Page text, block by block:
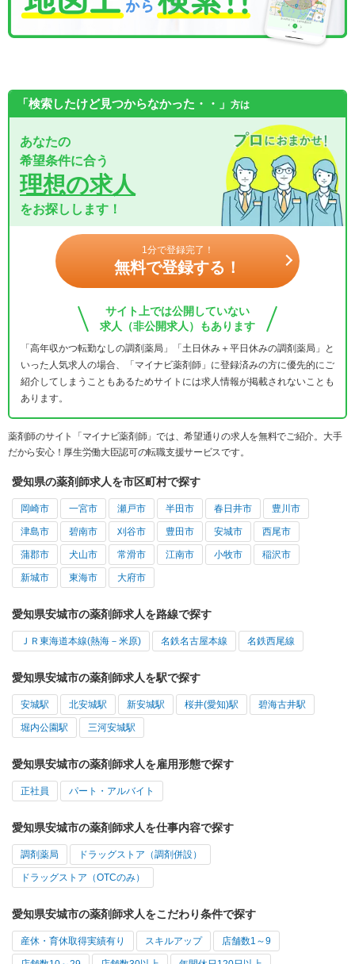
「検索したけど見つからなかった・・」 方は
あなたの
希望条件に合う
理想の求人
をお探しします！
1分で登録完了！
無料で登録する！
サイト上では公開していない
求人（非公開求人）もあります
「高年収かつ転勤なしの調剤薬局」「土日休み＋平日休みの調剤薬局」と
いった人気求人の場合、「マイナビ薬剤師」に登録済みの方に優先的にご
紹介してしまうこともあるためサイトには求人情報が掲載されないことも
あります。
薬剤師のサイト「マイナビ薬剤師」では、希望通りの求人を無料でご紹介。大手
だから安心！厚生労働大臣認可の転職支援サービスです。
愛知県の薬剤師求人を市区町村で探す
岡崎市 一宮市 瀬戸市 半田市 春日井市 豊川市
津島市 碧南市 刈谷市 豊田市 安城市 西尾市
蒲郡市 犬山市 常滑市 江南市 小牧市 稲沢市
新城市 東海市 大府市
愛知県安城市の薬剤師求人を路線で探す
ＪＲ東海道本線(熱海－米原) 名鉄名古屋本線 名鉄西尾線
愛知県安城市の薬剤師求人を駅で探す
安城駅 北安城駅 新安城駅 桜井(愛知)駅 碧海古井駅
堀内公園駅 三河安城駅
愛知県安城市の薬剤師求人を雇用形態で探す
正社員 パート・アルバイト
愛知県安城市の薬剤師求人を仕事内容で探す
調剤薬局 ドラッグストア（調剤併設）
ドラッグストア（OTCのみ）
愛知県安城市の薬剤師求人をこだわり条件で探す
産休・育休取得実績有り スキルアップ 店舗数1～9